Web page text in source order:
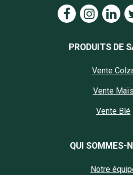
PRODUITS DE
Vente
Vente Maïs
Vente Blé
QUI SOMMES-
Notre